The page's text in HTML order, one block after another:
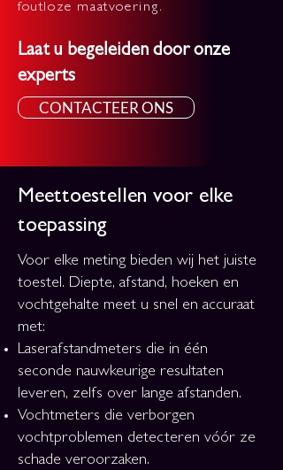
foutloze maatvoering.
Laat u begeleiden door onze
experts
CONTACTEER ONS
Meettoestellen voor elke
toepassing
Voor elke meting bieden wij het juiste
toestel. Diepte, afstand, hoeken en
vochtgehalte meet u snel en accuraat
met:
Laserafstandmeters die in één
seconde nauwkeurige resultaten
leveren, zelfs over lange afstanden.
Vochtmeters die verborgen
vochtproblemen detecteren vóór ze
schade veroorzaken.